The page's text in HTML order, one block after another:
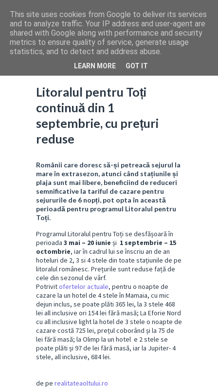
Litoralul pentru Toți
continuă din 1
septembrie, cu prețuri
reduse
Românii care doresc să-și petreacă sejurul la
mare în extrasezon, atunci când stațiunile și
plaja sunt mai libere, beneficiind de reduceri
semnificative la tariful de cazare pentru
sejururile de 6 nopți, pot opta în această
perioadă pentru programul Litoralul pentru
Toți.
Programul Litoralul pentru Toți se desfășoară în
perioada 3 mai – 20 iunie și 1 septembrie – 15
octombrie, iar în cadrul lui se înscriu an de an
hoteluri de 2, 3 si 4 stele din toate stațiunile de pe
litoralul românesc. Prețurile sunt reduse față de
cele din sezonul de vârf.
Potrivitofertelor actuale, pentru o noapte de
cazare la un hotel de 4 stele în Mamaia, cu mic
dejun inclus, se poate plăti 365 lei, la 3 stele 468
lei all inclusive ori 154 lei fără masă; La Eforie Nord
cu all inclusive light la hotel de 3 stele o noapte de
cazare costă 725 lei, prețul coborând și la 75 de
lei fără masă; la Olimp la un hotel e 2 stele se
poate plăti și 97 de lei fără masă, iar la Jupiter- 4
stele, all inclusive, 684 lei.
de pe realitateaoltului.ro
This site uses cookies from Google to deliver its services
and to analyze traffic. Your IP address and user-agent are
shared with Google along with performance and security
metrics to ensure quality of service, generate usage
statistics, and to detect and address abuse.
LEARN MORE GOT IT